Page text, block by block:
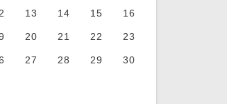
13 14 15 16
20 21 22 23
27 28 29 30